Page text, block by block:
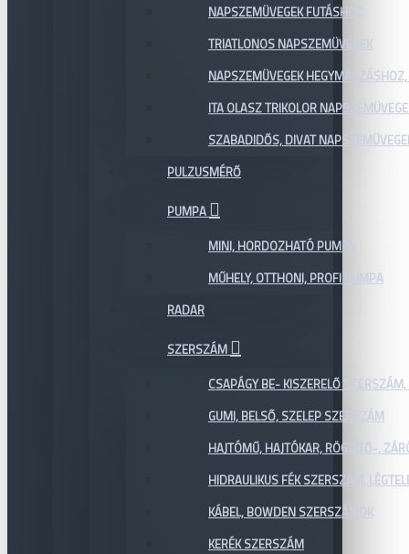
NAPSZEMÜVEGEK FUTÁSHOZ
TRIATLONOS NAPSZEMÜVEGEK
NAPSZEMÜVEGEK
ITA OLASZ TRIKOLOR
SZABADIDŐS, DIVAT
PULZUSMÉRŐ
PUMPA
MINI, HORDOZHATÓ PUMPA
MŰHELY, OTTHONI, PROFI PUMPA
RADAR
SZERSZÁM
CSAPÁGY BE- KISZERELŐ
GUMI, BELSŐ, SZELEP SZERSZÁM
HAJTÓMŰ, HAJTÓKAR, RÖGZÍTŐ-,
HIDRAULIKUS FÉK SZERSZÁM,
KÁBEL, BOWDEN SZERSZÁMOK
KERÉK SZERSZÁM